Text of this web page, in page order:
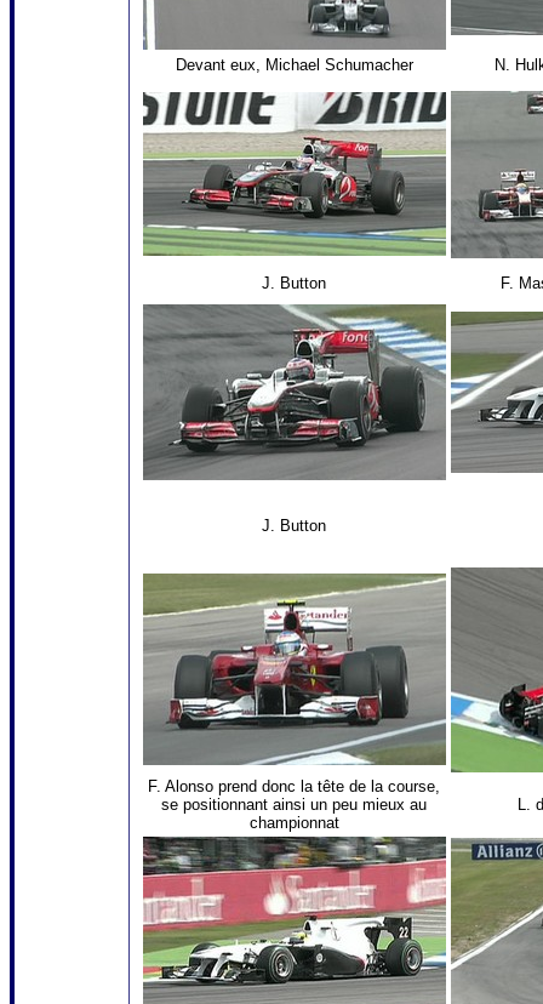
Devant eux, Michael Schumacher N.
J. Button F.
J. Button
F. Alonso prend donc la tête de la course,
se positionnant ainsi un peu mieux au
championnat
L.